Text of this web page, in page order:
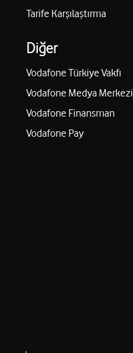
Tarife Karşılaştırma
Diğer
Vodafone Türkiye Vakfı
Vodafone Medya Merkezi
Vodafone Finansman
Vodafone Pay